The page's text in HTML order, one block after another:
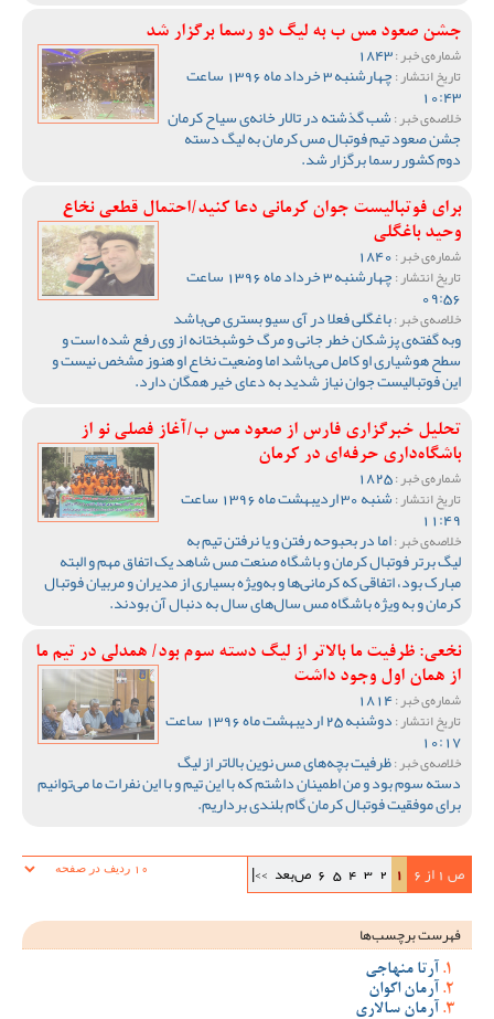
جشن صعود مس ب به لیگ دو رسما برگزار شد
شماره‌ی خبر :
تاریخ انتشار : چهارشنبه 3 خرداد ماه 1396 ساعت
10:43
خلاصه‌ی خبر :شب گذشته در تالار خانه‌ی سیاح کرمان
جشن صعود تیم فوتبال مس کرمان به لیگ دسته
دوم کشور رسما برگزار شد.
برای فوتبالیست جوان کرمانی دعا کنید/احتمال قطعی نخاع
وحید باغگلی
شماره‌ی خبر :
تاریخ انتشار : چهارشنبه 3 خرداد ماه 1396 ساعت
09:56
خلاصه‌ی خبر :باغگلی فعلا در آی سیو بستری می‌باشد
وبه گفته‌ی پزشکان خطر جانی و مرگ خوشبختانه از وی رفع شده است و
سطح هوشیاری او کامل می‌باشد اما وضعیت نخاع او هنوز مشخص نیست و
این فوتبالیست جوان نیاز شدید به دعای خیر همگان دارد. ‌
تحلیل خبرگزاری فارس از صعود مس ب/آغاز فصلی نو از
باشگاه‌داری حرفه‌ای در کرمان
شماره‌ی خبر :
تاریخ انتشار : شنبه 30 اردیبهشت ماه 1396 ساعت
11:49
خلاصه‌ی خبر :اما در بحبوحه رفتن و یا نرفتن تیم به
لیگ برتر فوتبال کرمان و باشگاه صنعت مس شاهد یک اتفاق مهم و البته
مبارک بود، اتفاقی که کرمانی‌ها و به‌ویژه بسیاری از مدیران و مربیان فوتبال
کرمان و به ویژه باشگاه مس سال‌های سال به دنبال آن بودند.
نخعی: ظرفیت ما بالاتر از لیگ دسته سوم بود/ همدلی در تیم ما
از همان اول وجود داشت
شماره‌ی خبر :
تاریخ انتشار : دوشنبه 25 اردیبهشت ماه 1396 ساعت
10:17
خلاصه‌ی خبر :ظرفیت بچه‌های مس نوین بالاتر از لیگ
دسته سوم بود و من اطمینان داشتم که با این تیم و با این نفرات ما می‌توانیم
برای موفقیت فوتبال کرمان گام بلندی برداریم.
ص 1 از 6 1
2
3
4
5
6 ص‌بعد >>|
فهرست برچسب‌ها
آرتا منهاجی
آرمان اکوان
آرمان سالاری